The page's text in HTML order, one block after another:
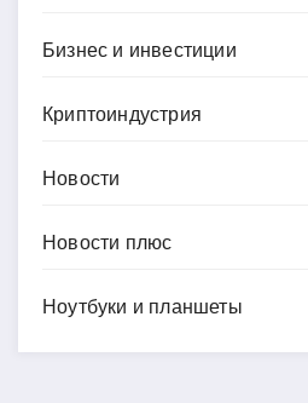
Бизнес и инвестиции
Криптоиндустрия
Новости
Новости плюс
Ноутбуки и планшеты